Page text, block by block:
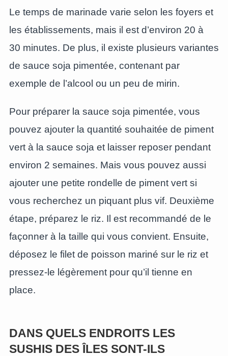
Le temps de marinade varie selon les foyers et
les établissements, mais il est d’environ 20 à
30 minutes. De plus, il existe plusieurs variantes
de sauce soja pimentée, contenant par
exemple de l’alcool ou un peu de mirin.
Pour préparer la sauce soja pimentée, vous
pouvez ajouter la quantité souhaitée de piment
vert à la sauce soja et laisser reposer pendant
environ 2 semaines. Mais vous pouvez aussi
ajouter une petite rondelle de piment vert si
vous recherchez un piquant plus vif. Deuxième
étape, préparez le riz. Il est recommandé de le
façonner à la taille qui vous convient. Ensuite,
déposez le filet de poisson mariné sur le riz et
pressez-le légèrement pour qu’il tienne en
place.
DANS QUELS ENDROITS LES
SUSHIS DES ÎLES SONT-ILS